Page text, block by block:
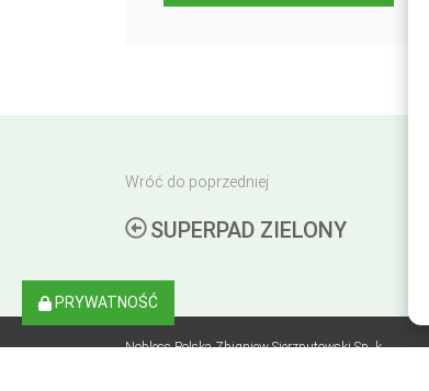
Wróć do poprzedniej
SUPERPAD ZIELONY
Nobless Polska Zbigniew Sierzputowski Sp. k.,
PRYWATNOŚĆ